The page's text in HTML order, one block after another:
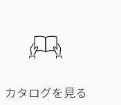
カタログを見る